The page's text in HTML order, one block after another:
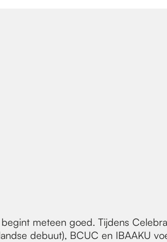
meteen goed. Tijdens
debuut), BCUC en IBAAKU